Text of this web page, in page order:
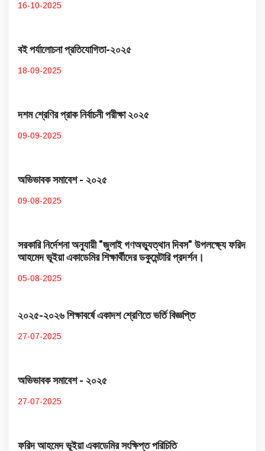
16-10-2025
বই পর্যালোচনা প্রতিযোগিতা-২০২৫
18-09-2025
দশম শ্রেণির প্রাক নির্বাচনী পরীক্ষা ২০২৫
09-09-2025
অভিভাবক সমাবেশ - ২০২৫
09-08-2025
সরকারি নির্দেশনা অনুযায়ী "জুলাই গণঅভ্যুত্থান দিবস" উপলক্ষ্যে ফরিদ
আহমেদ ভূইয়া একাডেমির শিক্ষার্থীদের ডকুমেন্টারি প্রদর্শন।
05-08-2025
২০২৫-২০২৬ শিক্ষাবর্ষে একাদশ শ্রেণিতে ভর্তি বিজ্ঞপ্তি
27-07-2025
অভিভাবক সমাবেশ - ২০২৫
27-07-2025
ফরিদ আহমেদ ভূইয়া একাডেমির সংক্ষিপ্ত পরিচিতি